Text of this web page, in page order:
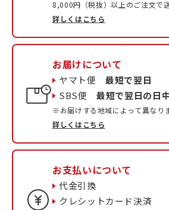
8,000円（税抜）以上のご注文で
詳しくはこちら
お届けについて
ヤマト便最短で翌日
SBS便最短で翌日の日
※お届けする地域によって異なりま
詳しくはこちら
お支払いについて
代金引換
クレシットカード決済